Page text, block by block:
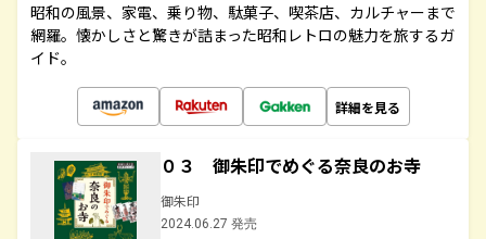
昭和の風景、家電、乗り物、駄菓子、喫茶店、カルチャーまで
網羅。懐かしさと驚きが詰まった昭和レトロの魅力を旅するガ
イド。
詳細を見る
０３ 御朱印でめぐる奈良のお寺
御朱印
2024.06.27 発売